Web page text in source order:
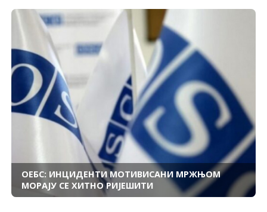
ОЕБС: ИНЦИДЕНТИ МОТИВИСАНИ МРЖЊОМ
МОРАЈУ СЕ ХИТНО РИЈЕШИТИ